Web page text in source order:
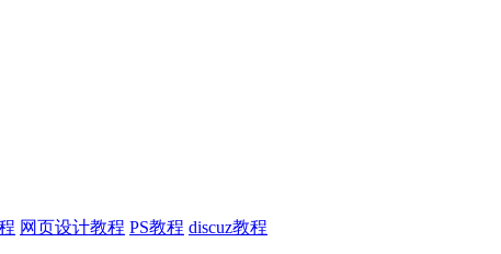
网页设计教程 PS教程 discuz教程